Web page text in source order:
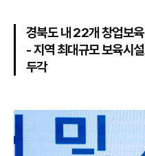
경북도 내 22개 창업보
- 지역 최대규모 보육시
두각